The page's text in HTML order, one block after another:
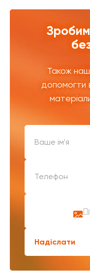
Також
допомогти
Надіслати